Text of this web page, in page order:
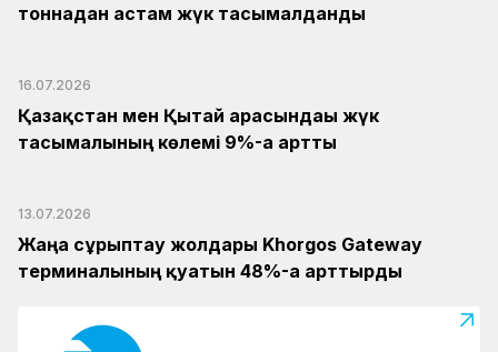
тоннадан астам жүк тасымалданды
16.07.2026
Қазақстан мен Қытай арасындағы жүк
тасымалының көлемі 9%-ға артты
13.07.2026
Жаңа сұрыптау жолдары Khorgos Gateway
терминалының қуатын 48%-ға арттырды